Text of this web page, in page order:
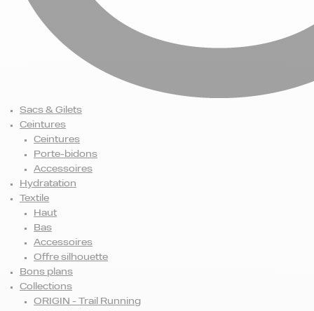
Sacs & Gilets
Ceintures
Ceintures
Porte-bidons
Accessoires
Hydratation
Textile
Haut
Bas
Accessoires
Offre silhouette
Bons plans
Collections
ORIGIN - Trail Running